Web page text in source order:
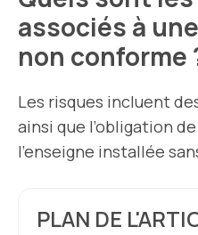
associés à
non conforme
Les risques incluent
ainsi que l’obligation
l’enseigne installée
PLAN DE